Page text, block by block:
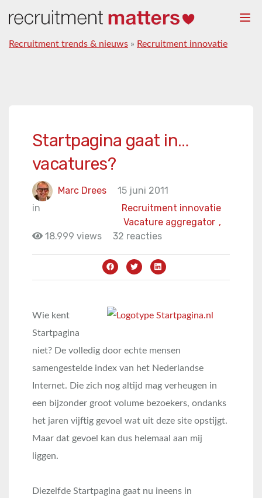
Recruitment trends & nieuws » Recruitment innovatie
Startpagina gaat in…
vacatures?
Marc Drees
15 juni 2011
in
Recruitment innovatie
Vacature aggregator ,
18.999 views
32 reacties
Wie kent
Startpagina
niet? De volledig door echte mensen
samengestelde index van het Nederlandse
Internet. Die zich nog altijd mag verheugen in
een bijzonder groot volume bezoekers, ondanks
het jaren vijftig gevoel wat uit deze site opstijgt.
Maar dat gevoel kan dus helemaal aan mij
liggen.
Diezelfde Startpagina gaat nu ineens in